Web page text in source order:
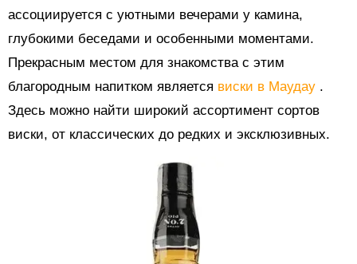
ассоциируется с уютными вечерами у камина,
глубокими беседами и особенными моментами.
Прекрасным местом для знакомства с этим
благородным напитком является виски в Маудау .
Здесь можно найти широкий ассортимент сортов
виски, от классических до редких и эксклюзивных.